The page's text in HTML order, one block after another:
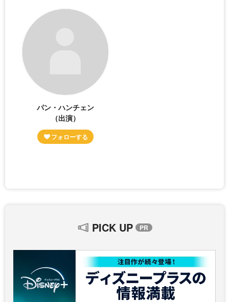
パン・ハンチェン
（出演）
PICK UP